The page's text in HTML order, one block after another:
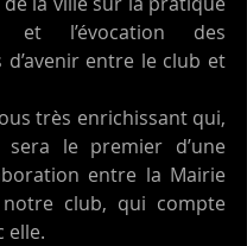
l’évocation des
d’avenir entre le club et
très enrichissant qui,
sera le premier d’une
entre la Mairie
club, qui compte
elle.